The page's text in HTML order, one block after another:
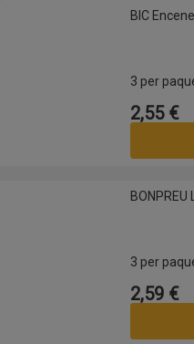
BIC
3 per
Preu
2,55 €
BONPREU Llumins extrallargs
3 per
Preu
2,59 €